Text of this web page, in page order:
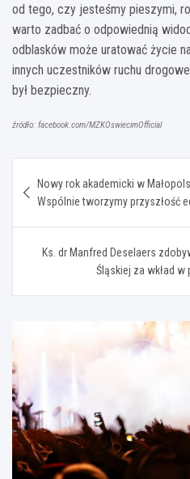
od tego, czy jesteśmy pieszymi,
warto zadbać o odpowiednią
odblasków może uratować życie
innych uczestników ruchu
był bezpieczny.
źródło: facebook.com/MZKOswiecimOfficial
wpisu
Nowy rok akademicki w
Wspólnie tworzymy przyszłość
Ks. dr Manfred Deselaers
Śląskiej za wkład